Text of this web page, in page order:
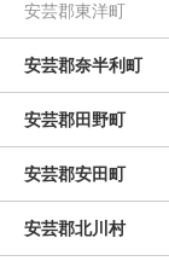
安芸郡東洋町
安芸郡奈半利町
安芸郡田野町
安芸郡安田町
安芸郡北川村